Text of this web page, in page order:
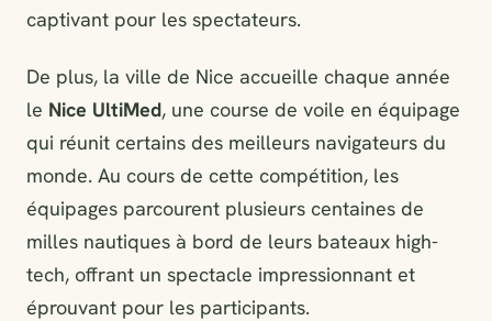
captivant pour les spectateurs.
De plus, la ville de Nice accueille chaque année
le Nice UltiMed, une course de voile en équipage
qui réunit certains des meilleurs navigateurs du
monde. Au cours de cette compétition, les
équipages parcourent plusieurs centaines de
milles nautiques à bord de leurs bateaux high-
tech, offrant un spectacle impressionnant et
éprouvant pour les participants.